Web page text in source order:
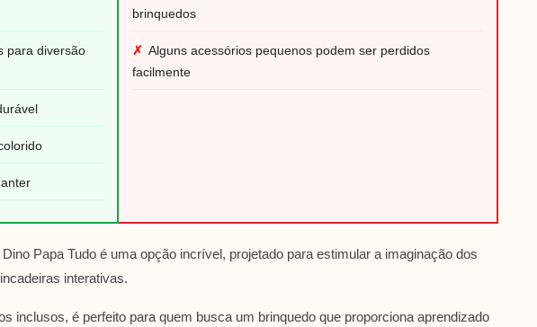
para diversão
brinquedos
✗ Alguns acessórios pequenos podem ser perdidos
facilmente
Papa Tudo é uma opção incrível, projetado para estimular a imaginação dos
interativas.
inclusos, é perfeito para quem busca um brinquedo que proporciona aprendizado